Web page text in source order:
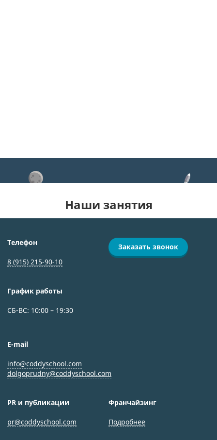
Наши занятия
Телефон
8 (915) 215-90-10
Заказать звонок
График работы
СБ-ВС: 10:00 – 19:30
E-mail
info@coddyschool.com
dolgoprudny@coddyschool.com
PR и публикации
pr@coddyschool.com
Франчайзинг
Подробнее